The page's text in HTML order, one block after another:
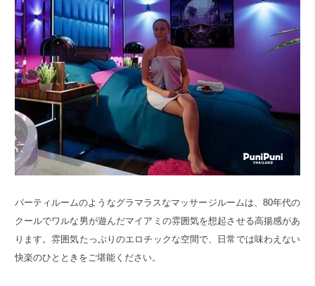
パーティルームのようなグラマラスなマッサージルームは、80年代の
クールでワルな男が遊んだマイアミの雰囲気を想起させる高揚感があ
ります。雰囲気たっぷりのエロチックな空間で、日常では味わえない
快楽のひとときをご堪能ください。